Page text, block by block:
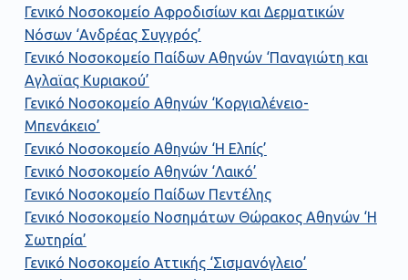
Γενικό Νοσοκομείο Αφροδισίων και Δερματικών
Νόσων ‘Ανδρέας Συγγρός’
Γενικό Νοσοκομείο Παίδων Αθηνών ‘Παναγιώτη και
Αγλαϊας Κυριακού’
Γενικό Νοσοκομείο Αθηνών ‘Κοργιαλένειο-
Μπενάκειο’
Γενικό Νοσοκομείο Αθηνών ‘Η Ελπίς’
Γενικό Νοσοκομείο Αθηνών ‘Λαικό’
Γενικό Νοσοκομείο Παίδων Πεντέλης
Γενικό Νοσοκομείο Νοσημάτων Θώρακος Αθηνών ‘Η
Σωτηρία’
Γενικό Νοσοκομείο Αττικής ‘Σισμανόγλειο’